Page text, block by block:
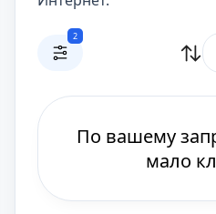
2
По вашему
мало